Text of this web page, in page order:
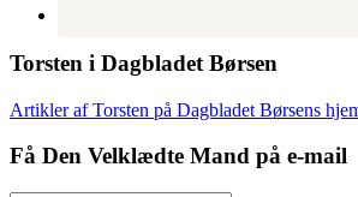
Torsten i Dagbladet Børsen
Artikler af Torsten på Dagbladet Børsens
Få Den Velklædte Mand på e-mail